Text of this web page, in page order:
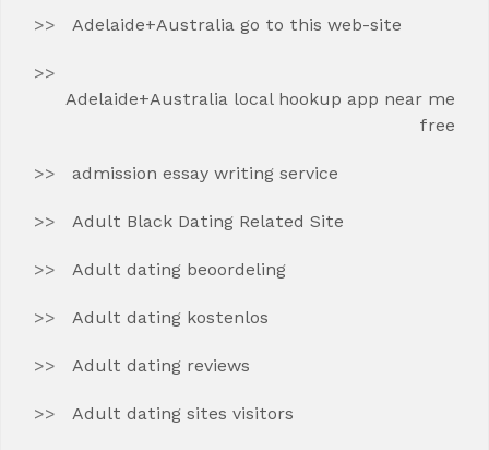
Adelaide+Australia go to this web-site
Adelaide+Australia local hookup app near me
free
admission essay writing service
Adult Black Dating Related Site
Adult dating beoordeling
Adult dating kostenlos
Adult dating reviews
Adult dating sites visitors